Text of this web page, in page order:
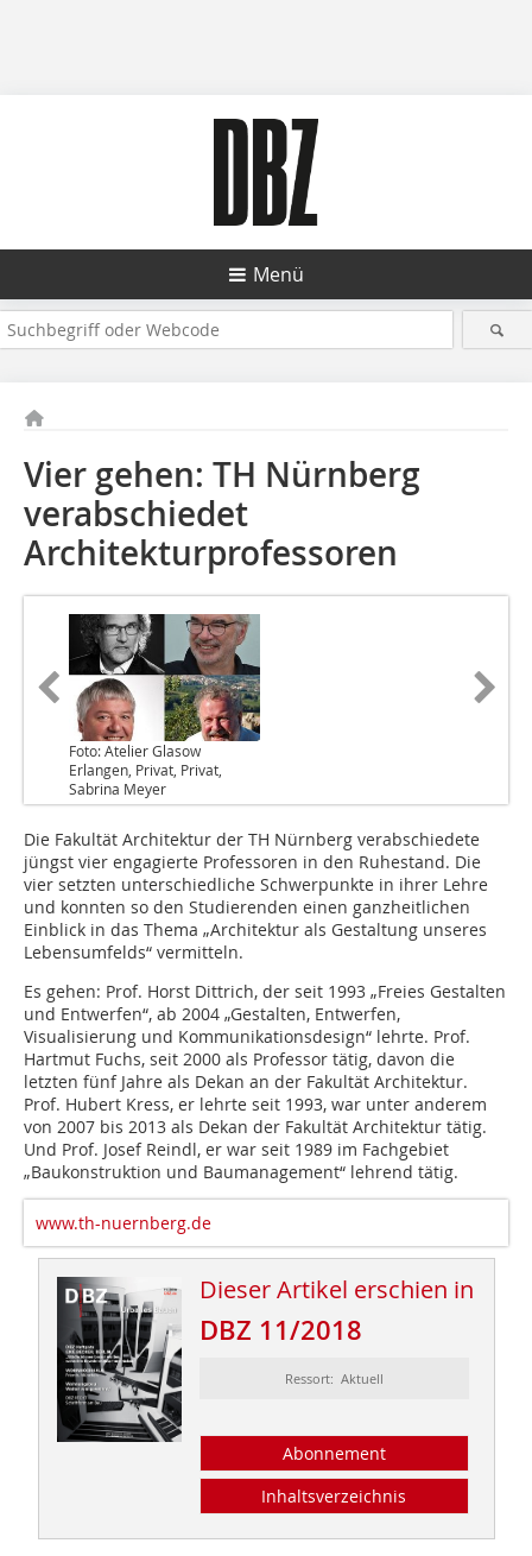
Menü
Vier gehen: TH Nürnberg
verabschiedet
Architekturprofessoren
Foto: Atelier Glasow
Erlangen, Privat, Privat,
Sabrina Meyer
Die Fakultät Architektur der TH Nürnberg verabschiedete
jüngst vier engagierte Professoren in den Ruhestand. Die
vier setzten unterschiedliche Schwerpunkte in ihrer Lehre
und konnten so den Studierenden einen ganzheitlichen
Einblick in das Thema „Architektur als Gestaltung unseres
Lebensumfelds“ vermitteln.
Es gehen: Prof. Horst Dittrich, der seit 1993 „Freies Gestalten
und Entwerfen“, ab 2004 „Gestalten, Entwerfen,
Visualisierung und Kommunikationsdesign“ lehrte. Prof.
Hartmut Fuchs, seit 2000 als Professor tätig, davon die
letzten fünf Jahre als Dekan an der Fakultät Architektur.
Prof. Hubert Kress, er lehrte seit 1993, war unter anderem
von 2007 bis 2013 als Dekan der Fakultät Architektur tätig.
Und Prof. Josef Reindl, er war seit 1989 im Fachgebiet
„Baukonstruktion und Baumanagement“ lehrend tätig.
www.th-nuernberg.de
Dieser Artikel erschien in
DBZ 11/2018
Ressort: Aktuell
Abonnement
Inhaltsverzeichnis